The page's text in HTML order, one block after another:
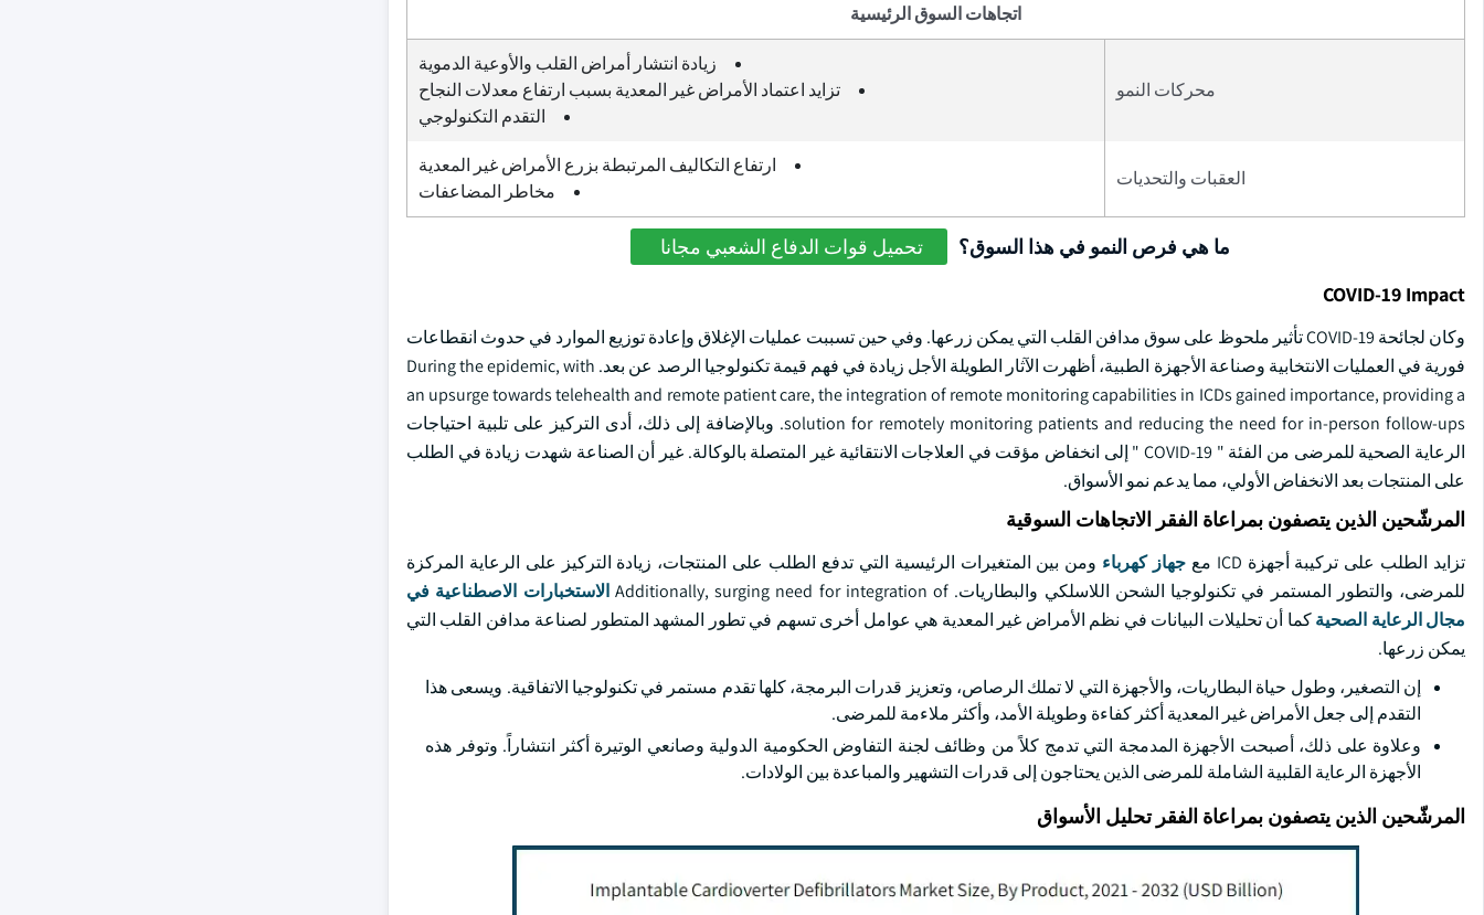
اتجاهات السوق الرئيسية
محركات النمو
زيادة انتشار أمراض القلب والأوعية الدموية
تزايد اعتماد الأمراض غير المعدية بسبب ارتفاع معدلات النجاح
التقدم التكنولوجي
العقبات والتحديات
ارتفاع التكاليف المرتبطة بزرع الأمراض غير المعدية
مخاطر المضاعفات
ما هي فرص النمو في هذا السوق؟
تحميل قوات الدفاع الشعبي مجانا
COVID-19 Impact
وكان لجائحة COVID-19 تأثير ملحوظ على سوق مدافن القلب التي يمكن زرعها. وفي حين تسببت عمليات الإغلاق وإعادة توزيع الموارد في حدوث انقطاعات
فورية في العمليات الانتخابية وصناعة الأجهزة الطبية، أظهرت الآثار الطويلة الأجل زيادة في فهم قيمة تكنولوجيا الرصد عن بعد. During the epidemic, with
an upsurge towards telehealth and remote patient care, the integration of remote monitoring capabilities in ICDs gained importance, providing a
solution for remotely monitoring patients and reducing the need for in-person follow-ups. وبالإضافة إلى ذلك، أدى التركيز على تلبية احتياجات
الرعاية الصحية للمرضى من الفئة " COVID-19 " إلى انخفاض مؤقت في العلاجات الانتقائية غير المتصلة بالوكالة. غير أن الصناعة شهدت زيادة في الطلب
على المنتجات بعد الانخفاض الأولي، مما يدعم نمو الأسواق.
المرشّحين الذين يتصفون بمراعاة الفقر الاتجاهات السوقية
تزايد الطلب على تركيبة أجهزة ICD مع جهاز كهرباء ومن بين المتغيرات الرئيسية التي تدفع الطلب على المنتجات، زيادة التركيز على الرعاية المركزة
للمرضى، والتطور المستمر في تكنولوجيا الشحن اللاسلكي والبطاريات. Additionally, surging need for integration of
الاستخبارات الاصطناعية في
مجال الرعاية الصحيةكما أن تحليلات البيانات في نظم الأمراض غير المعدية هي عوامل أخرى تسهم في تطور المشهد المتطور لصناعة مدافن القلب التي
يمكن زرعها.
إن التصغير، وطول حياة البطاريات، والأجهزة التي لا تملك الرصاص، وتعزيز قدرات البرمجة، كلها تقدم مستمر في تكنولوجيا الاتفاقية. ويسعى هذا
التقدم إلى جعل الأمراض غير المعدية أكثر كفاءة وطويلة الأمد، وأكثر ملاءمة للمرضى.
وعلاوة على ذلك، أصبحت الأجهزة المدمجة التي تدمج كلاً من وظائف لجنة التفاوض الحكومية الدولية وصانعي الوتيرة أكثر انتشاراً. وتوفر هذه
الأجهزة الرعاية القلبية الشاملة للمرضى الذين يحتاجون إلى قدرات التشهير والمباعدة بين الولادات.
المرشّحين الذين يتصفون بمراعاة الفقر تحليل الأسواق